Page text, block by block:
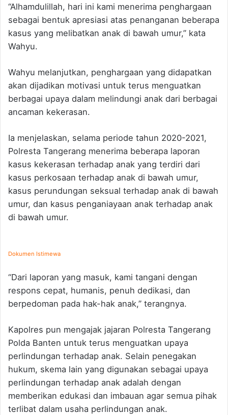
“Alhamdulillah, hari ini kami menerima penghargaan
sebagai bentuk apresiasi atas penanganan beberapa
kasus yang melibatkan anak di bawah umur,” kata
Wahyu.
Wahyu melanjutkan, penghargaan yang didapatkan
akan dijadikan motivasi untuk terus menguatkan
berbagai upaya dalam melindungi anak dari berbagai
ancaman kekerasan.
Ia menjelaskan, selama periode tahun 2020-2021,
Polresta Tangerang menerima beberapa laporan
kasus kekerasan terhadap anak yang terdiri dari
kasus perkosaan terhadap anak di bawah umur,
kasus perundungan seksual terhadap anak di bawah
umur, dan kasus penganiayaan anak terhadap anak
di bawah umur.
Dokumen Istimewa
“Dari laporan yang masuk, kami tangani dengan
respons cepat, humanis, penuh dedikasi, dan
berpedoman pada hak-hak anak,” terangnya.
Kapolres pun mengajak jajaran Polresta Tangerang
Polda Banten untuk terus menguatkan upaya
perlindungan terhadap anak. Selain penegakan
hukum, skema lain yang digunakan sebagai upaya
perlindungan terhadap anak adalah dengan
memberikan edukasi dan imbauan agar semua pihak
terlibat dalam usaha perlindungan anak.